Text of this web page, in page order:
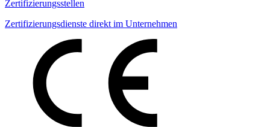
Zertifizierungsstellen
Zertifizierungsdienste direkt im Unternehmen